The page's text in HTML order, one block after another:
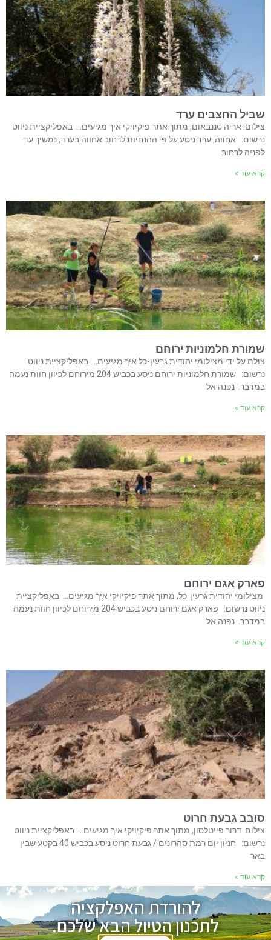
שביל החצבים ערד
צילום: אריה טננבאום, מתוך אתר פיקיויקי איך מגיעים… באפליקציית ניווט
נרשום: אחווה, ערד ניסע על פי ההנחיות לרחוב אחווה בערד, נמשיך עד
לפניה לרחוב
קרא עוד »
שמורת חלמוניות ירוחם
צולם על ידי מצילומי יהודית גרעין-כל איך מגיעים… באפליקציית ניווט
נרשום: שמורת חלמוניות ירוחם ניסע בכביש 204 מירוחם לכיוון חוות נעמה
במדבר. נפנה אל
קרא עוד »
פארק אגם ירוחם
מצילומי יהודית גרעין-כל, מתוך אתר פיקיויקי איך מגיעים… באפליקציית
ניווט נרשום: פארק אגם ירוחם ניסע בכביש 204 מירוחם לכיוון חוות נעמה
במדבר. נפנה אל
קרא עוד »
סובב גבעת חרוט
צילום: דרור פייטלסון, מתוך אתר פיקיויקי איך מגיעים… באפליקציית ניווט
נרשום: חניון יום רמת סהרונים / גבעת חרוט ניסע בכביש 40 בקטע שבין
באר
קרא עוד »
להורדת האפלקציה
לתכנון הטיול הבא שלכם.